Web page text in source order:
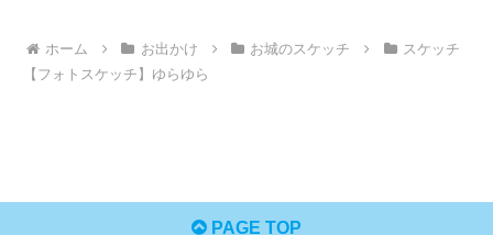
ホーム お出かけ お城のスケッチ
スケッチ
【フォトスケッチ】ゆらゆら
PAGE TOP